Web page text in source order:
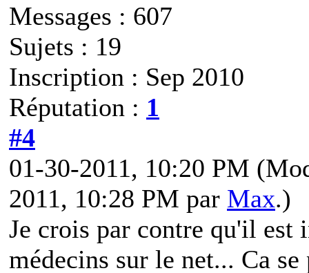
Messages : 607
Sujets : 19
Inscription : Sep 2010
Réputation : 1
#4
01-30-2011, 10:20 PM
2011, 10:28 PM par Max.)
Je crois par contre qu'il est
médecins sur le net... Ca